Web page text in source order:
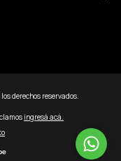
derechos reservados.
ingresá acá.